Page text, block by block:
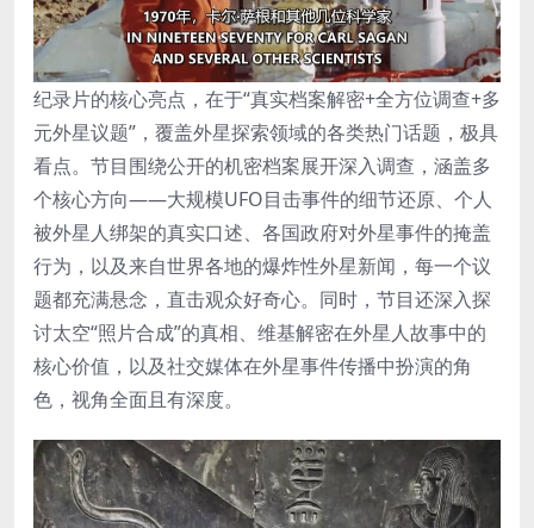
纪录片的核心亮点，在于“真实档案解密+全方位调查+多
元外星议题”，覆盖外星探索领域的各类热门话题，极具
看点。节目围绕公开的机密档案展开深入调查，涵盖多
个核心方向——大规模UFO目击事件的细节还原、个人
被外星人绑架的真实口述、各国政府对外星事件的掩盖
行为，以及来自世界各地的爆炸性外星新闻，每一个议
题都充满悬念，直击观众好奇心。同时，节目还深入探
讨太空“照片合成”的真相、维基解密在外星人故事中的
核心价值，以及社交媒体在外星事件传播中扮演的角
色，视角全面且有深度。